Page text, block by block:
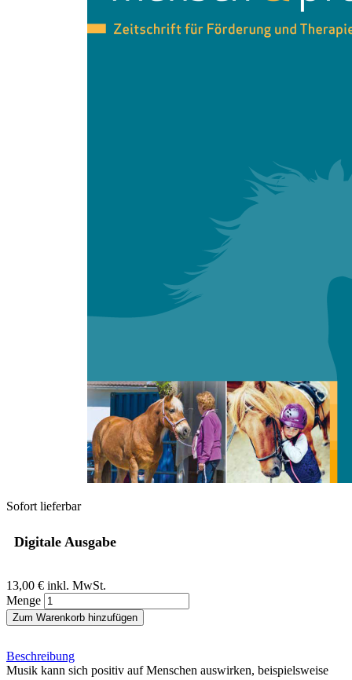
Zum Anfang der Bildergalerie springen
Musik auf die Motivation und
deren Einsatz in
pferdegestützten
Interventionen
Sofort lieferbar
Digitale Ausgabe
13,00 € inkl. MwSt.
Menge
Zum Warenkorb hinzufügen
Beschreibung
Musik kann sich positiv auf Menschen auswirken, beispielsweise